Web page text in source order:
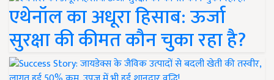
एथेनॉल का अधूरा हिसाब: ऊर्जा
सुरक्षा की कीमत कौन चुका रहा है?